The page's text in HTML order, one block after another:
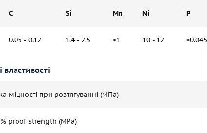
C Si Mn Ni P
0.05 - 0.12 1.4 - 2.5 ≤1 10 - 12 ≤0.045
властивості
міцності при розтягуванні (МПа)
proof strength (MPa)